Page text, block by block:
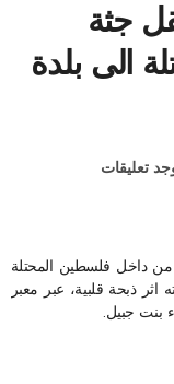
جثة
الى بلدة
تعليقات
( 45 عاما) بعد وفاته اثر ذبحة قلبية، عبر معبر
بنت جبيل.